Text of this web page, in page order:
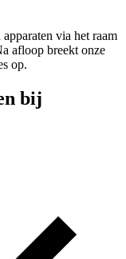
via het raam
afloop breekt onze
op.
bij